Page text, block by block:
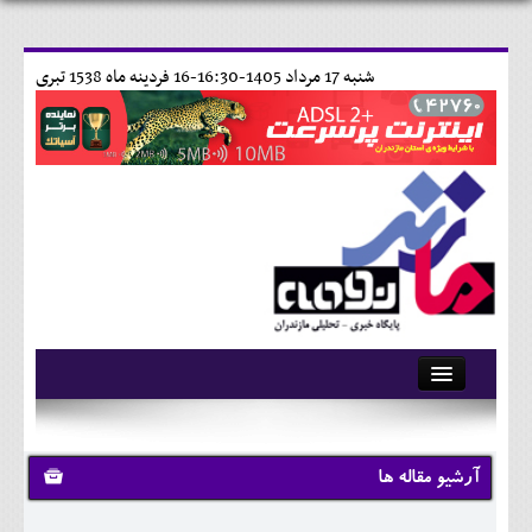
16 فردينه ماه 1538 تبری شنبه 17 مرداد 1405-16:30-
آرشیو
تماس با ما
وبلاگ
آرشیو مقاله ها